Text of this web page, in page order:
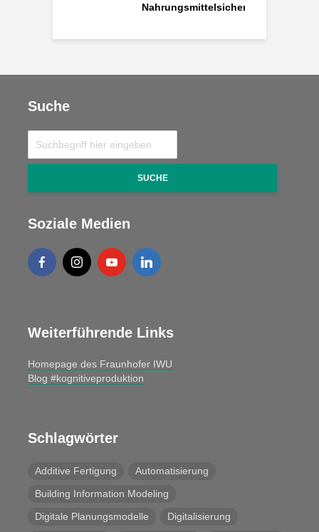
Nahrungsmittelsicherheit
Suche
SUCHE
Soziale Medien
Weiterführende Links
Homepage des Fraunhofer IWU
Blog #kognitiveproduktion
Schlagwörter
Additive Fertigung
Automatisierung
Building Information Modeling
Digitale Planungsmodelle
Digitalisierung